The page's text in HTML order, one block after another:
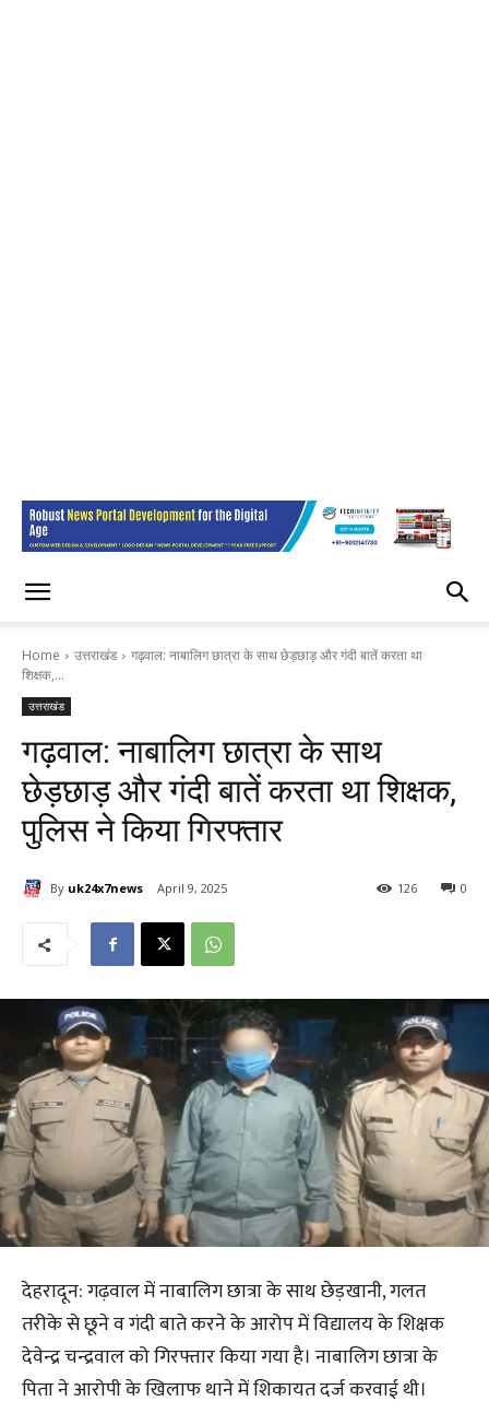
Home उत्तराखंड
गढ़वाल: नाबालिग छात्रा के साथ छेड़छाड़ और गंदी बातें करता था
शिक्षक,...
उत्तराखंड
गढ़वाल: नाबालिग छात्रा के साथ
छेड़छाड़ और गंदी बातें करता था शिक्षक,
पुलिस ने किया गिरफ्तार
By uk24x7news April 9, 2025 0
126
देहरादून: गढ़वाल में नाबालिग छात्रा के साथ छेड़खानी, गलत
तरीके से छूने व गंदी बाते करने के आरोप में विद्यालय के शिक्षक
देवेन्द्र चन्द्रवाल को गिरफ्तार किया गया है। नाबालिग छात्रा के
पिता ने आरोपी के खिलाफ थाने में शिकायत दर्ज करवाई थी।